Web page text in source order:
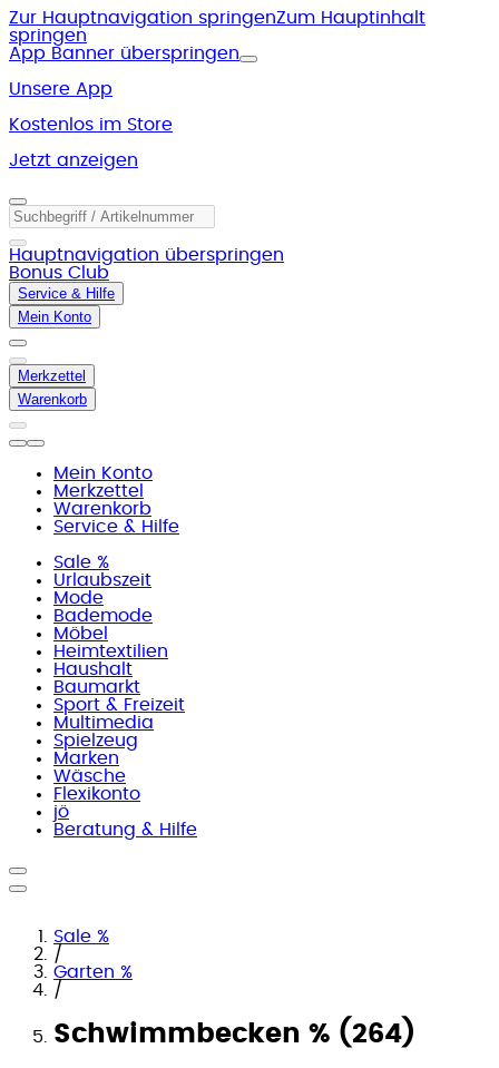
Zur Hauptnavigation springenZum Hauptinhalt
springen
App Banner überspringen
Unsere App
Kostenlos im Store
Jetzt anzeigen
Hauptnavigation überspringen
Bonus Club
Service & Hilfe
Mein Konto
Merkzettel
Warenkorb
Mein Konto
Merkzettel
Warenkorb
Service & Hilfe
Sale %
Urlaubszeit
Mode
Bademode
Möbel
Heimtextilien
Haushalt
Baumarkt
Sport & Freizeit
Multimedia
Spielzeug
Marken
Wäsche
Flexikonto
jö
Beratung & Hilfe
Sale %
/
Garten %
/
Schwimmbecken % (264)